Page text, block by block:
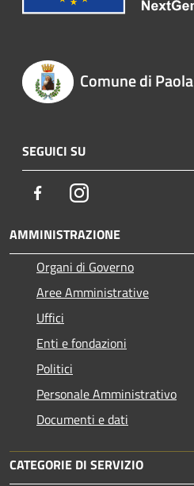
Comune di Paola
SEGUICI SU
FacebookInstagram
AMMINISTRAZIONE
Organi di Governo
Aree Amministrative
Uffici
Enti e fondazioni
Politici
Personale Amministrativo
Documenti e dati
CATEGORIE DI SERVIZIO